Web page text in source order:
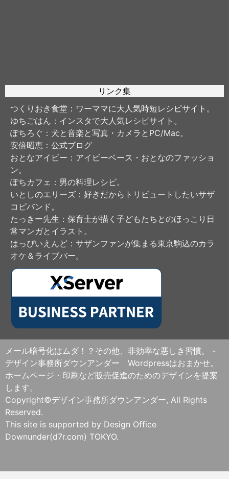
リンク集
つくりおき食堂 ：ワーママに大人気時短レシピサイト。
ゆちごはん ：インスタで大人気レシピサイト。
ぽちろぐ ：犬と音楽と写真・カメラとPC/Mac。
安倍昭恵 ：公式ブログ
おとなアイビー ：アイビーベース・おとなのファッショ
ン。
ぽちカフェ ：男の料理レシピ。
いとしのエリーズ ：好きだからトリビュートしたいサザ
コピバンド。
たっきー先生 ：保育士が描く子どもたちとのほっこり日
常マンガとイラスト。
はっぴいえんど ：サザンファンが集まる東京駒込のカラ
オケ＆ライブバー。
メール暗号化はムダ！？その他、非効率な悪しき習慣。 -
デザイン事務所ダウンアンダー Wordpressはおまかせ。
ホームページ・印刷など販売促進のためのデザインを提案
します。
Copyright©デザイン事務所ダウンアンダー, All Rights
Reserved.
This site is supported by Design Office
Downunder(d7r.com) TOKYO.